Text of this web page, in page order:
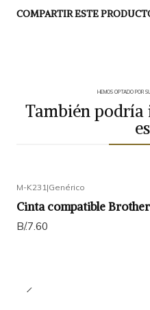
COMPARTIR ESTE
HEMOS OPTADO POR
También podría
M-K231|Genérico
Cinta compatible
B/.7.60